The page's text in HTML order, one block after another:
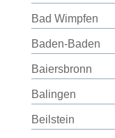
Bad Wimpfen
Baden-Baden
Baiersbronn
Balingen
Beilstein